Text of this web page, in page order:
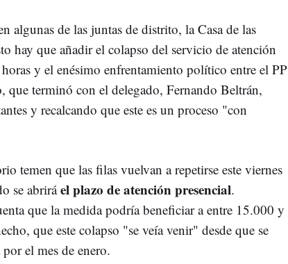
algunas de las juntas de distrito, la Casa de las
hay que añadir el colapso del servicio de atención
y el enésimo enfrentamiento político entre el PP
que terminó con el delegado, Fernando Beltrán,
y recalcando que este es un proceso "con
temen que las filas vuelvan a repetirse este viernes
se abriráel plazo de atención presencial.
que la medida podría beneficiar a entre 15.000 y
que este colapso "se veía venir" desde que se
el mes de enero.